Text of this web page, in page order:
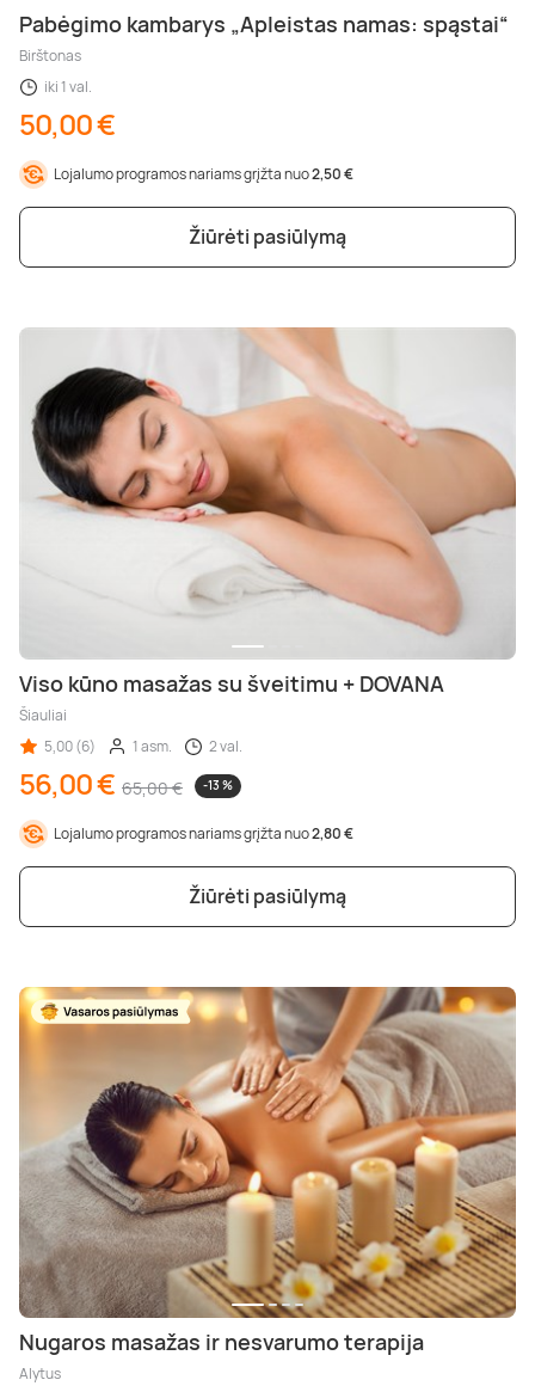
Pabėgimo kambarys „Apleistas namas: spąstai“
Birštonas
iki 1 val.
50,00 €
Lojalumo programos nariams grįžta nuo2,50 €
Žiūrėti pasiūlymą
Viso kūno masažas su šveitimu + DOVANA
Šiauliai
5,00 (6)
1 asm. 2 val.
56,00 € 65,00 € -13 %
Lojalumo programos nariams grįžta nuo2,80 €
Žiūrėti pasiūlymą
Nugaros masažas ir nesvarumo terapija
Alytus